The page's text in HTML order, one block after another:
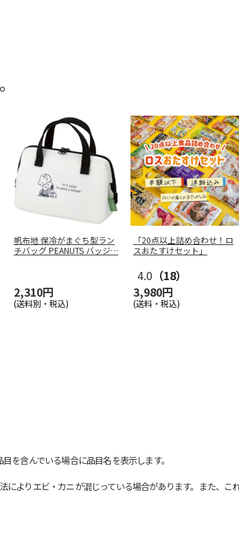
帆布地 保冷がまぐち型ラン
チバッグ PEANUTS バッジ…
2,310円
(送料別・税込)
「20点以上詰め合わせ！ロ
スおたすけセット」
4.0 （18）
3,980円
(送料・税込)
を含んでいる場合に品目名を表示します。
りエビ・カニが混じっている場合があります。また、こ